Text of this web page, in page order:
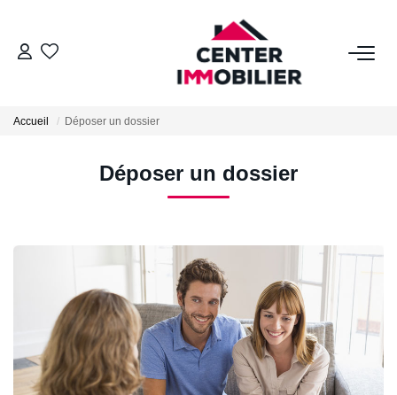
ACHETER
Nos Biens
Déposer Un Dossier
FAIRE GÉRER
Accueil Déposer un dossier
Déposer un dossier